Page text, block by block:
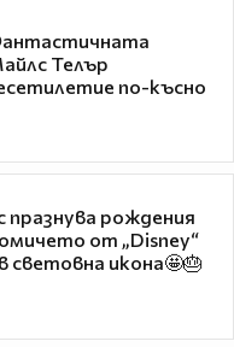
Телър
по-късно
празнува рождения
от „Disney“
световна икона🤩🎂